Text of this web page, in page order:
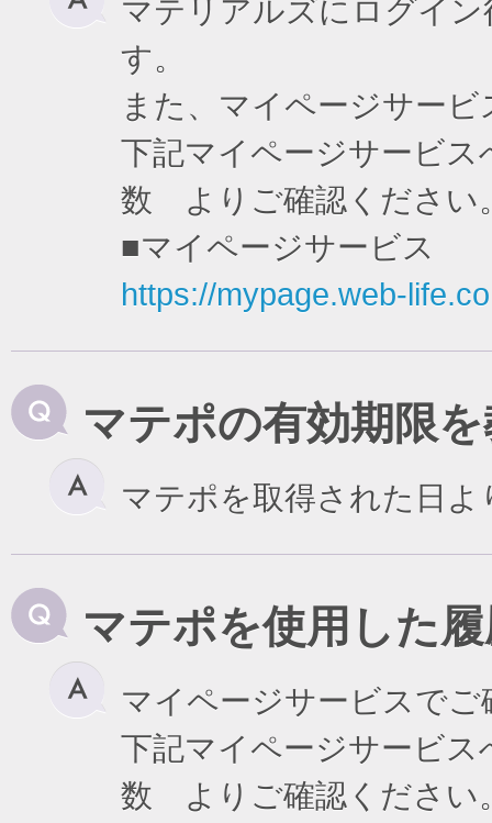
マテリアルズにログイ
す。
また、マイページサー
下記マイページサービ
数 よりご確認ください
■マイページサービス
https://mypage.web-
マテポの有効期限
マテポを取得された日
マテポを使用した
マイページサービスで
下記マイページサービ
数 よりご確認ください